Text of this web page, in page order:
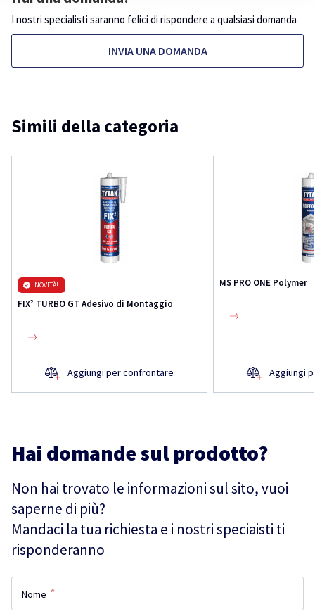
I nostri specialisti saranno felici di rispondere a qualsiasi domanda
INVIA UNA DOMANDA
Simili della categoria
NOVITÀ!
FIX² TURBO GT Adesivo di Montaggio
Aggiungi per confrontare
MS PRO ONE Polymer
Aggiungi
Hai domande sul prodotto?
Non hai trovato le informazioni sul sito, vuoi
saperne di più?
Mandaci la tua richiesta e i nostri speciaisti ti
risponderanno
Nome *